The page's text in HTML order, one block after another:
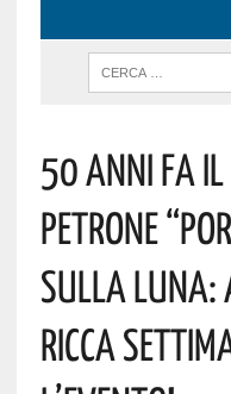
50 Anni Fa
Petrone
Sulla Luna:
Ricca